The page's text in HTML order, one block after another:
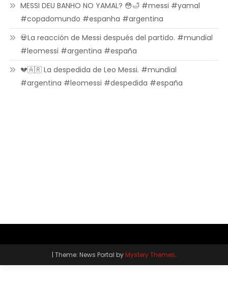
MESSI DEU BANHO NO YAMAL? 😳🛁 #messi #yamal
#copadomundo #espanha #argentina
💀La reacción de Messi después del partido. #mundial
#leomessi #argentina #españa
💔🇦🇷 La despedida de Leo Messi. #mundial
#argentina #leomessi #despedida #españa
| Theme: News Portal byMystery Themes.